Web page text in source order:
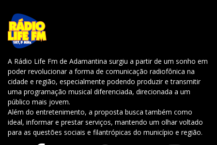
A Rádio Life Fm de Adamantina surgiu a partir de um sonho em
poder revolucionar a forma de comunicação radiofônica na
cidade e região, especialmente podendo produzir e transmitir
uma programação musical diferenciada, direcionada a um
público mais jovem.
Além do entretenimento, a proposta busca também como
ideal, informar e prestar serviços, mantendo um olhar voltado
para as questões sociais e filantrópicas do município e região.